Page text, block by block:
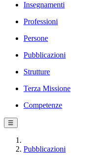
Insegnamenti
Professioni
Persone
Pubblicazioni
Strutture
Terza Missione
Competenze
☰
Pubblicazioni